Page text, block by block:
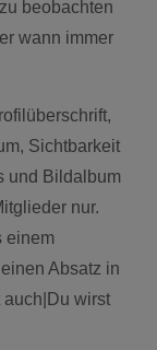
beobachten
wann immer
Sichtbarkeit
und Bildalbum
nur.
einem
Absatz in
auch|Du wirst